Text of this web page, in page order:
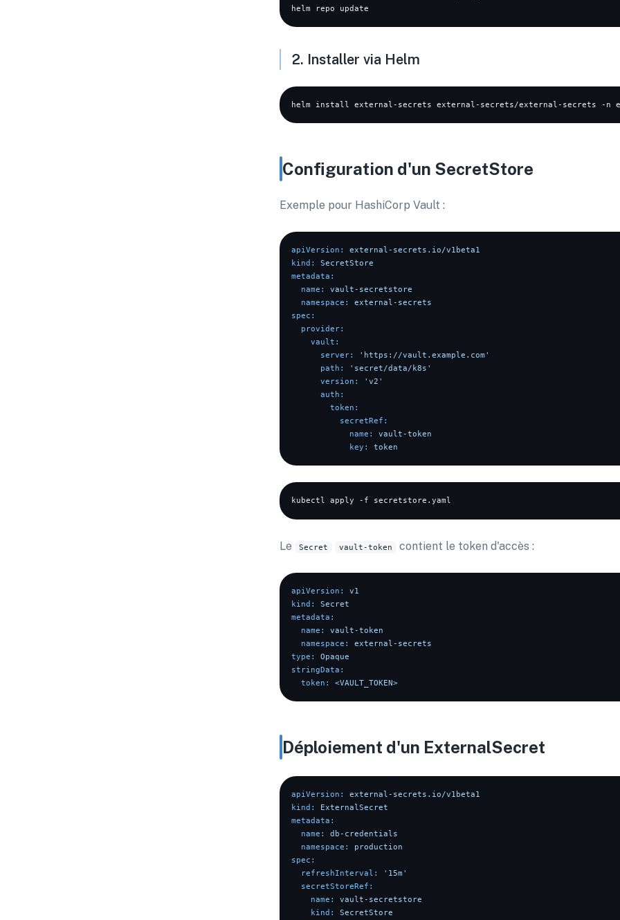
2. Installer via Helm
Configuration d'un SecretStore
Exemple pour HashiCorp Vault :
apiVersion:
external-secrets.io/v1beta1
kind:
SecretStore
metadata:
name:
vault-secretstore
namespace:
external-secrets
spec:
provider:
vault:
server:
'https://vault.example.com'
path:
'secret/data/k8s'
version:
'v2'
auth:
token:
secretRef:
name:
vault-token
key:
token
Le Secret vault-token contient le token d'accès :
apiVersion:
v1
kind:
Secret
metadata:
name:
vault-token
namespace:
external-secrets
type:
Opaque
stringData:
token:
<VAULT_TOKEN>
Déploiement d'un ExternalSecret
apiVersion:
external-secrets.io/v1beta1
kind:
ExternalSecret
metadata:
name:
db-credentials
namespace:
production
spec:
refreshInterval:
'15m'
secretStoreRef:
name:
vault-secretstore
kind:
SecretStore